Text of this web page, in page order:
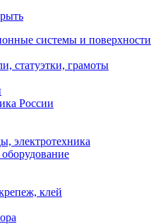
системы и поверхности
статуэтки, грамоты
России
электротехника
клей